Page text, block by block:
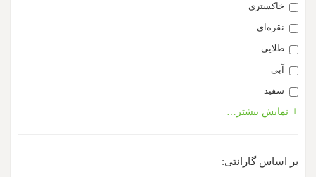
خاکستری
نقره‌ای
طلایی
آبی
سفید
مشکی
نمایش بیشتر…
بر اساس گارانتی: